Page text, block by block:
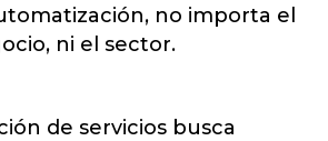
no importa el
ni el sector.
de servicios busca